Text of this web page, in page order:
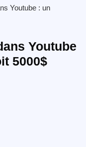
Youtube : un
Youtube
5000$